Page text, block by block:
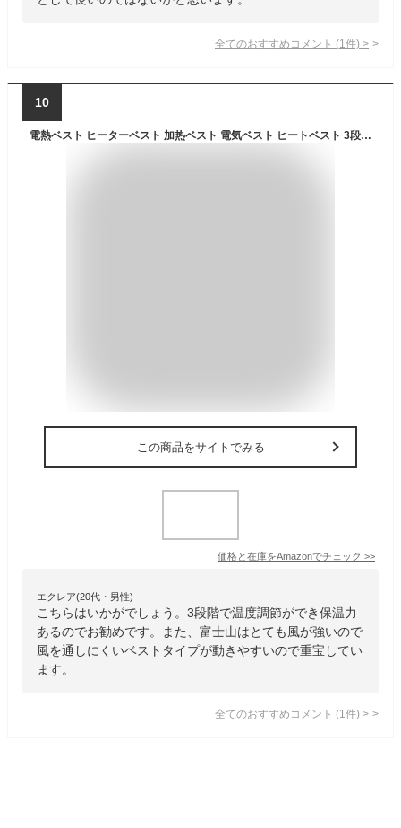
全てのおすすめコメント (1 件) >
10
電熱ベスト ヒーターベスト 加热ベスト 電気ベスト ヒートベスト 3段階温度調整 充電式 秋冬 メンズ レディース 男女兼用 温熱ベスト 電熱インナーベスト 電熱ジャケット 防寒服 防寒保温 速暖 洗濯可能 軽量 通勤通学 屋外作業 旅行 釣り 登山用 ヒートベスト (L)
この商品をサイトでみる
価格と在庫をAmazonでチェック >>
エクレア(20代・男性)
こちらはいかがでしょう。3段階で温度調節ができ保温力
あるのでお勧めです。また、富士山はとても風が強いので
風を通しにくいベストタイプが動きやすいので重宝してい
ます。
全てのおすすめコメント (1 件) >